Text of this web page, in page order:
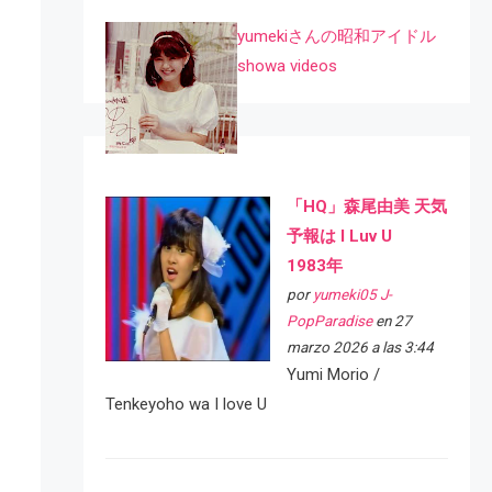
yumekiさんの昭和アイドル
showa videos
「HQ」森尾由美 天気
予報は I Luv U
1983年
por yumeki05 J-
PopParadiseen 27
marzo 2026 a las 3:44
Yumi Morio /
Tenkeyoho wa I love U